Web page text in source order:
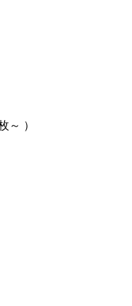
～ ）